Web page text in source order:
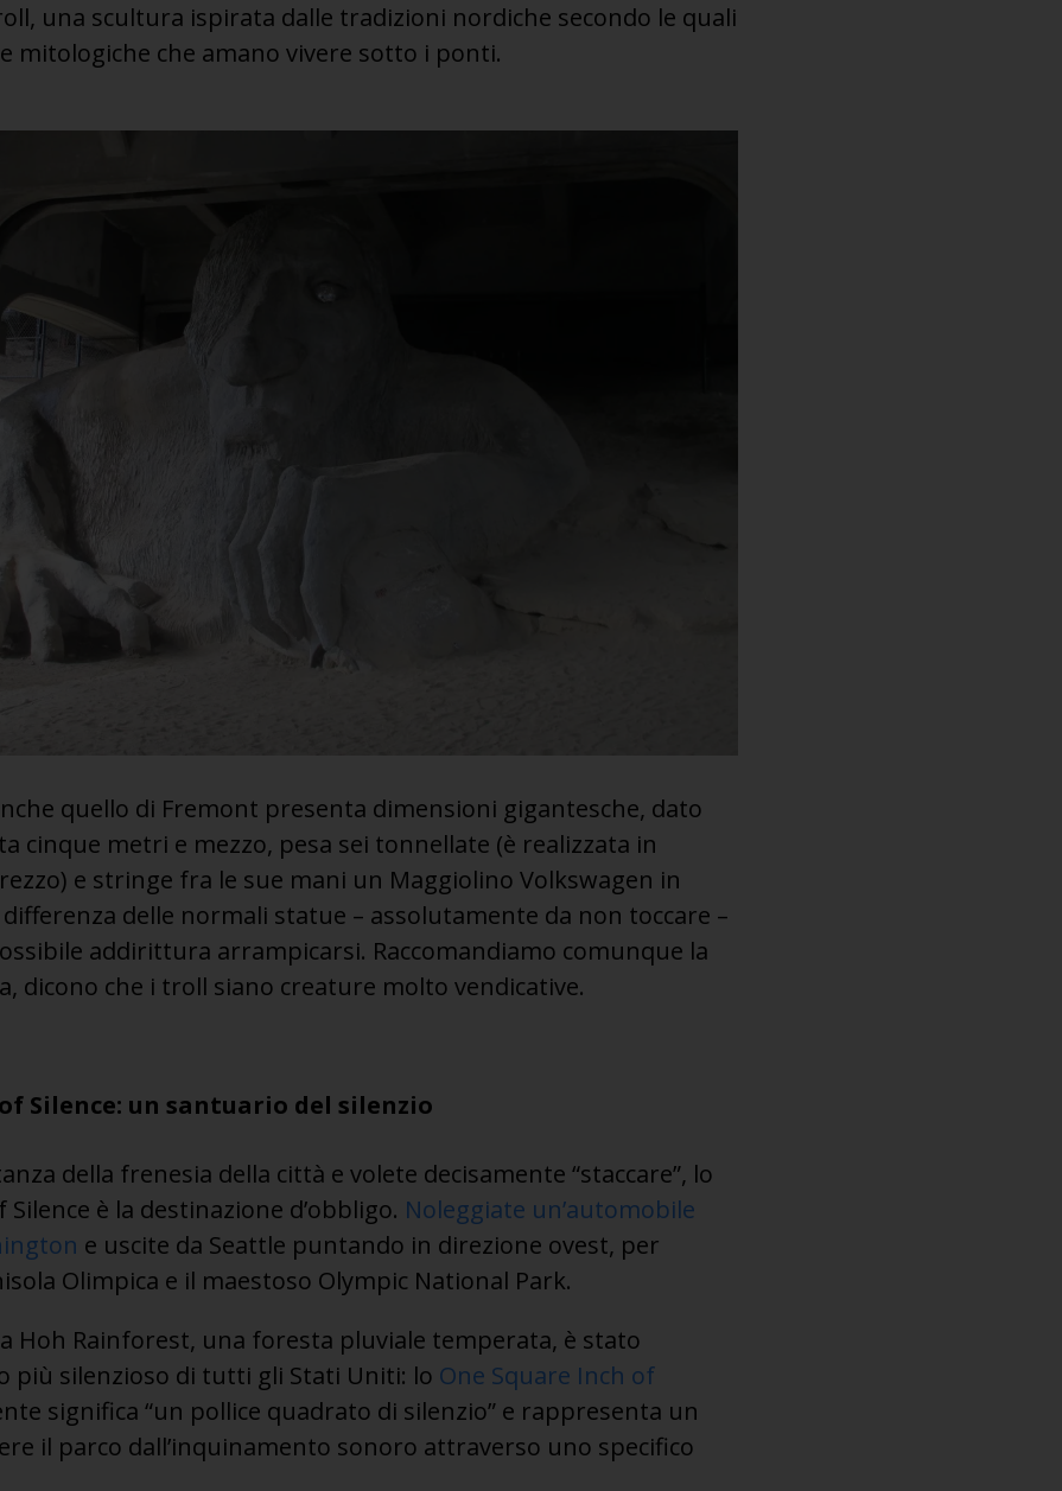
una scultura ispirata dalle tradizioni nordiche secondo le quali
mitologiche che amano vivere sotto i ponti.
quello di Fremont presenta dimensioni gigantesche, dato
cinque metri e mezzo, pesa sei tonnellate (è realizzata in
e stringe fra le sue mani un Maggiolino Volkswagen in
delle normali statue – assolutamente da non toccare –
addirittura arrampicarsi. Raccomandiamo comunque la
dicono che i troll siano creature molto vendicative.
Silence: un santuario del silenzio
della frenesia della città e volete decisamente “staccare”, lo
è la destinazione d’obbligo. Noleggiate un’automobile
e uscite da Seattle puntando in direzione ovest, per
Olimpica e il maestoso Olympic National Park.
Hoh Rainforest, una foresta pluviale temperata, è stato
più silenzioso di tutti gli Stati Uniti: lo One Square Inch of
significa “un pollice quadrato di silenzio” e rappresenta un
il parco dall’inquinamento sonoro attraverso uno specifico